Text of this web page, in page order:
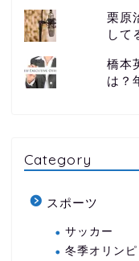
栗原
して
橋本
は？
Category
スポーツ
サッカー
冬季オリンピ